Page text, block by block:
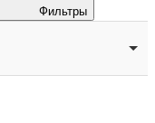
Фильтры